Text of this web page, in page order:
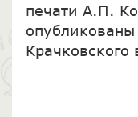
печати А.П.
Крачковского